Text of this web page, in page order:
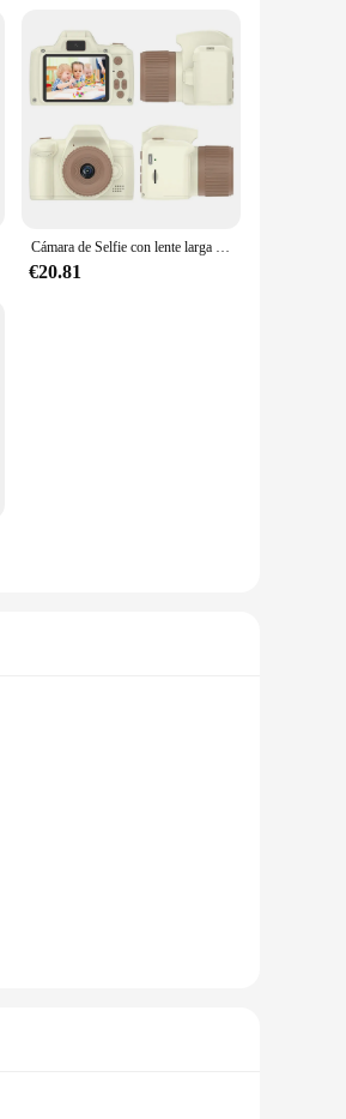
Cámara de Selfie con lente larga para niños, cámara Digital de 1080P HD, pantalla IPS de 2,4 pulgadas, juguetes para niños de 6, 7, 8, 9 y 10 años
€20.81